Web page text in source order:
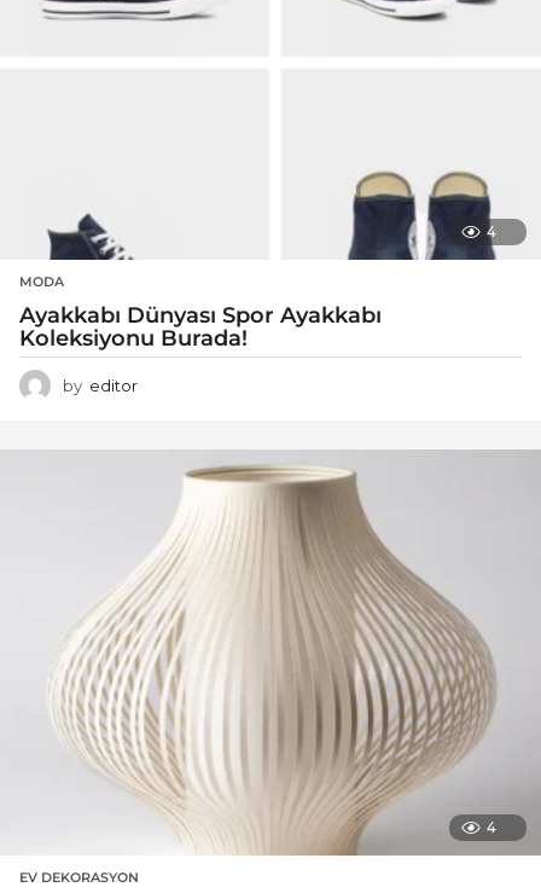
4
MODA
Ayakkabı Dünyası Spor Ayakkabı
Koleksiyonu Burada!
by editor
4
EV DEKORASYON